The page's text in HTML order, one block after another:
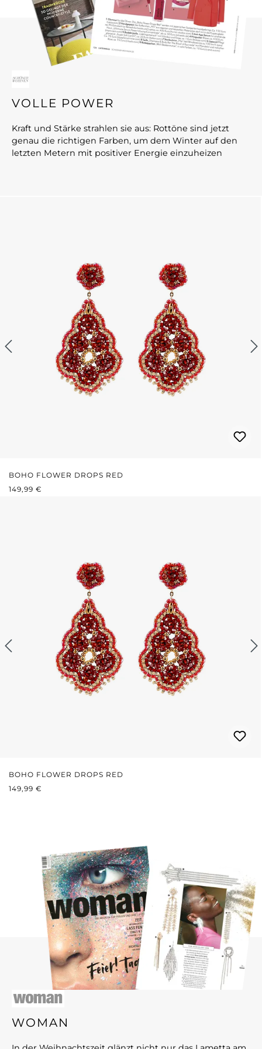
VOLLE POWER
Kraft und Stärke strahlen sie aus: Rottöne sind jetzt
genau die richtigen Farben, um dem Winter auf den
letzten Metern mit positiver Energie einzuheizen
BOHO FLOWER DROPS RED
REGULÄRER PREIS:
149,99 €
BOHO FLOWER DROPS RED
REGULÄRER PREIS:
149,99 €
WOMAN